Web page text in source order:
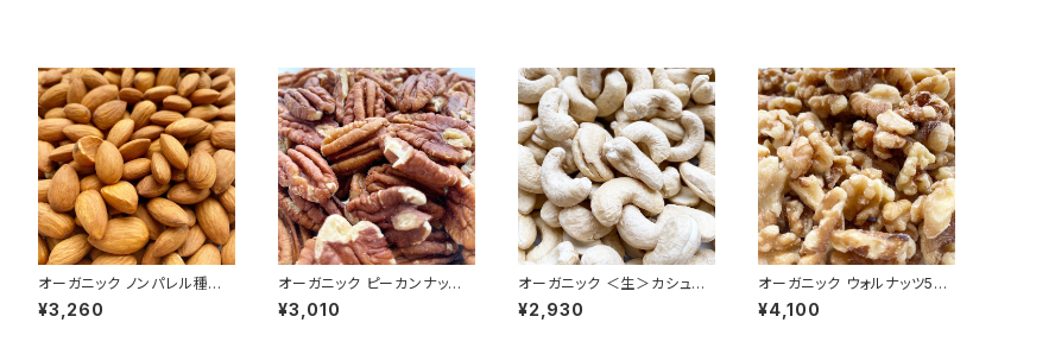
オーガニック ノンパレル種ア
ーモンド 500g＜生＞／Org
anic Almond （Raw）
¥3,260
オーガニック ピーカンナッツ3
00g ＜生＞／Organic Shel
led Raw Pecans
¥3,010
オーガニック ＜生＞カシュー
ナッツ500g ／Organic Cas
hew Raw Nuts
¥2,930
オーガニック ウォルナッツ500
g ＜生＞／Organic Walnut
（Raw）
¥4,100